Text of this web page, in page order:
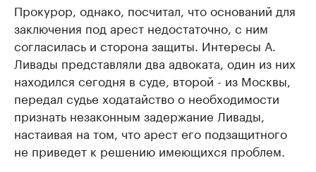
Прокурор, однако, посчитал, что оснований для
заключения под арест недостаточно, с ним
согласилась и сторона защиты. Интересы А.
Ливады представляли два адвоката, один из них
находился сегодня в суде, второй - из Москвы,
передал судье ходатайство о необходимости
признать незаконным задержание Ливады,
настаивая на том, что арест его подзащитного
не приведет к решению имеющихся проблем.